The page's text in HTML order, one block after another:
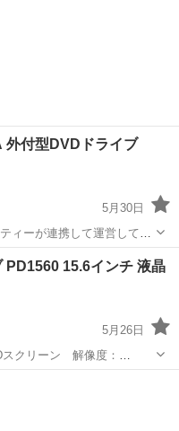
外付型DVDドライブ
5月30日
るものをリユースしていま
PD1560 15.6インチ 液晶
5月26日
画面解像度：